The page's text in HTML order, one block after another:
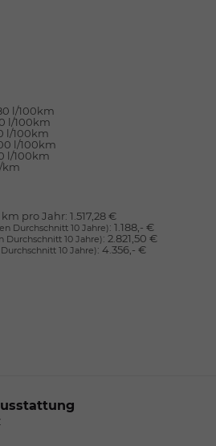
l/100km
l/100km
l/100km
l/100km
l/100km
km
pro Jahr: 1.517,28 €
Durchschnitt 10 Jahre): 1.188,- €
Durchschnitt 10 Jahre): 2.821,50 €
10 Jahre): 4.356,- €